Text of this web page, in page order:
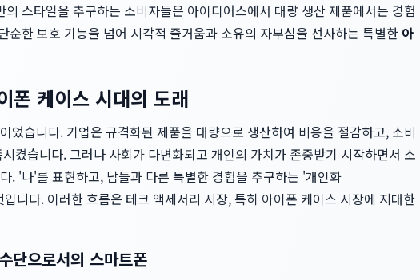
스타일을 추구하는 소비자들은 아이디어스에서 대량 생산 제품에서는 경험
순한 보호 기능을 넘어 시각적 즐거움과 소유의 자부심을 선사하는 특별한 아
폰 케이스 시대의 도래
었습니다. 기업은 규격화된 제품을 대량으로 생산하여 비용을 절감하고, 소비
켰습니다. 그러나 사회가 다변화되고 개인의 가치가 존중받기 시작하면서 소
. '나'를 표현하고, 남들과 다른 특별한 경험을 추구하는 '개인화
니다. 이러한 흐름은 테크 액세서리 시장, 특히 아이폰 케이스 시장에 지대한
단으로서의 스마트폰